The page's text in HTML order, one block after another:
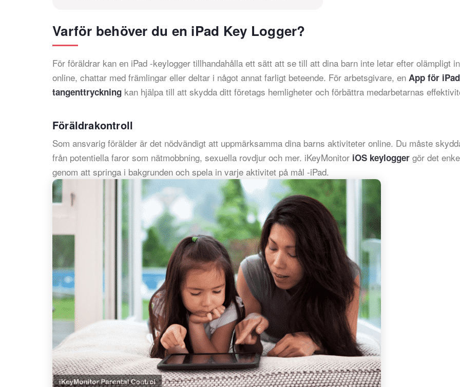
Varför behöver du en iPad Key Logger?
För föräldrar kan en iPad -keylogger tillhandahålla ett sätt att se till att dina barn inte letar efter olämpligt
online, chattar med främlingar eller deltar i något annat farligt beteende. För arbetsgivare, en App för
tangenttryckning kan hjälpa till att skydda ditt företags hemligheter och förbättra medarbetarnas
Föräldrakontroll
Som ansvarig förälder är det nödvändigt att uppmärksamma dina barns aktiviteter online. Du måste
från potentiella faror som nätmobbning, sexuella rovdjur och mer. iKeyMonitor iOS keylogger gör det
genom att springa i bakgrunden och spela in varje aktivitet på mål -iPad.